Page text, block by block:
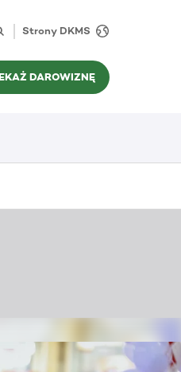
Strony DKMS
DAROWIZNĘ